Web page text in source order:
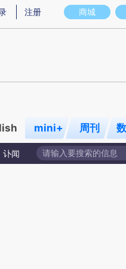
意图存在偏差。不代表财新观点
商城
注册
mini+ 周刊
讣闻